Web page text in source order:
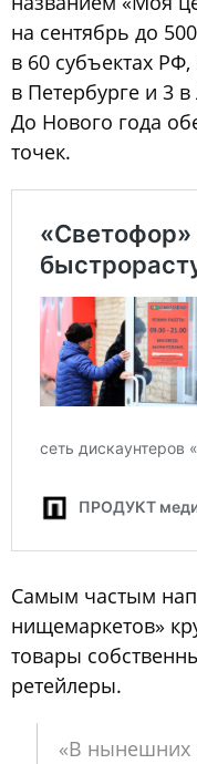
на сентябрь до
в 60 субъектах
в Петербурге и 3
До Нового года
точек.
Самым частым
нищемаркетов»
товары
ретейлеры.
«В нынешних